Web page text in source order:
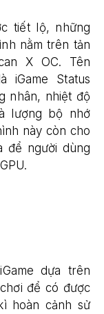
tiết lộ, những
nằm trên tản
X OC. Tên
iGame Status
nhân, nhiệt độ
lượng bộ nhớ
này còn cho
để người dùng
dựa trên
để có được
hoàn cảnh sử